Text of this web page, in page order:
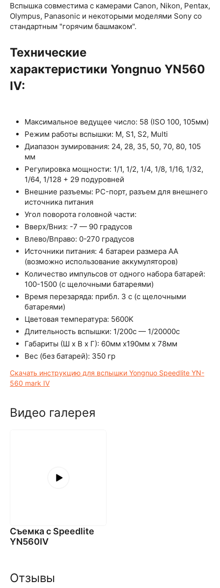
Вспышка совместима с камерами Canon, Nikon, Pentax,
Olympus, Panasonic и некоторыми моделями Sony со
стандартным "горячим башмаком".
Технические
характеристики Yongnuo YN560
IV:
Максимальное ведущее число: 58 (ISO 100, 105мм)
Режим работы вспышки: M, S1, S2, Multi
Диапазон зумирования: 24, 28, 35, 50, 70, 80, 105
мм
Регулировка мощности: 1/1, 1/2, 1/4, 1/8, 1/16, 1/32,
1/64, 1/128 + 29 подуровней
Внешние разъемы: PC-порт, разъем для внешнего
источника питания
Угол поворота головной части:
Вверх/Вниз: -7 — 90 градусов
Влево/Вправо: 0-270 градусов
Источники питания: 4 батареи размера AA
(возможно использование аккумуляторов)
Количество импульсов от одного набора батарей:
100-1500 (с щелочными батареями)
Время перезаряда: прибл. 3 с (с щелочными
батареями)
Цветовая температура: 5600K
Длительность вспышки: 1/200с — 1/20000с
Габариты (Ш x В x Г): 60мм x190мм x 78мм
Вес (без батарей): 350 гр
Скачать инструкцию для вспышки Yongnuo Speedlite YN-
560 mark IV
Видео галерея
Съемка с Speedlite
YN560IV
Отзывы